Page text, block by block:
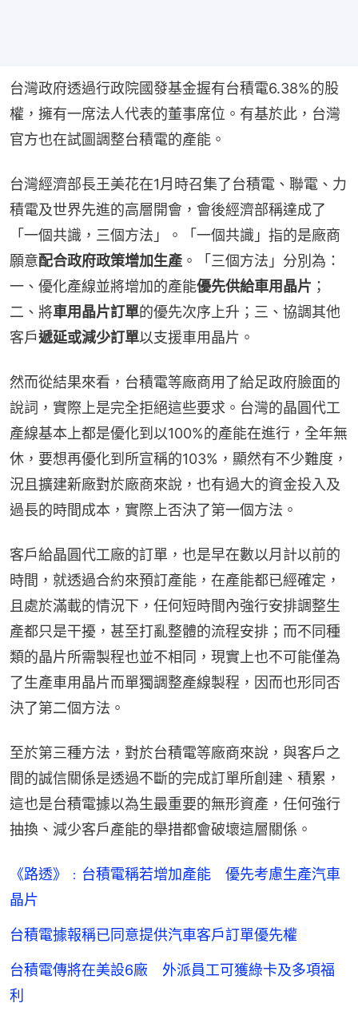
台灣政府透過行政院國發基金握有台積電6.38%的股
權，擁有一席法人代表的董事席位。有基於此，台灣
官方也在試圖調整台積電的產能。
台灣經濟部長王美花在1月時召集了台積電、聯電、力
積電及世界先進的高層開會，會後經濟部稱達成了
「一個共識，三個方法」。「一個共識」指的是廠商
願意配合政府政策增加生產 。「三個方法」分別為：
一、優化產線並將增加的產能優先供給車用晶片 ；
二、將車用晶片訂單的優先次序上升；三、協調其他
客戶遞延或減少訂單以支援車用晶片。
然而從結果來看，台積電等廠商用了給足政府臉面的
說詞，實際上是完全拒絕這些要求。台灣的晶圓代工
產線基本上都是優化到以100%的產能在進行，全年無
休，要想再優化到所宣稱的103%，顯然有不少難度，
況且擴建新廠對於廠商來說，也有過大的資金投入及
過長的時間成本，實際上否決了第一個方法。
客戶給晶圓代工廠的訂單，也是早在數以月計以前的
時間，就透過合約來預訂產能，在產能都已經確定，
且處於滿載的情況下，任何短時間內強行安排調整生
產都只是干擾，甚至打亂整體的流程安排；而不同種
類的晶片所需製程也並不相同，現實上也不可能僅為
了生產車用晶片而單獨調整產線製程，因而也形同否
決了第二個方法。
至於第三種方法，對於台積電等廠商來說，與客戶之
間的誠信關係是透過不斷的完成訂單所創建、積累，
這也是台積電據以為生最重要的無形資產，任何強行
抽換、減少客戶產能的舉措都會破壞這層關係。
《路透》﹕台積電稱若增加產能 優先考慮生產汽車
晶片
台積電據報稱已同意提供汽車客戶訂單優先權
台積電傳將在美設6廠 外派員工可獲綠卡及多項福
利